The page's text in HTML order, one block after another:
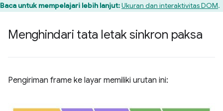
Baca untuk mempelajari lebih lanjut:Ukuran dan interaktivitas DOM.
Menghindari tata letak sinkron paksa
Pengiriman frame ke layar memiliki urutan ini: